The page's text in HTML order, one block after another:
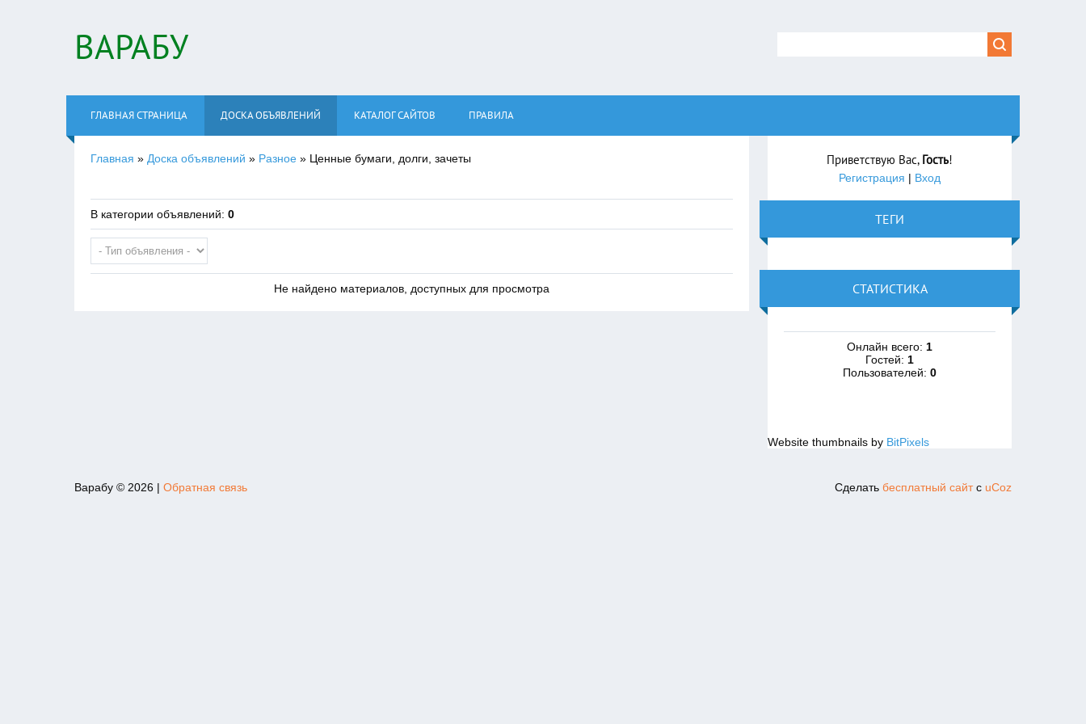
ВАРАБУ
ГЛАВНАЯ СТРАНИЦА ДОСКА ОБЪЯВЛЕНИЙ КАТАЛОГ САЙТОВ ПРАВИЛА
Главная » Доска объявлений » Разное » Ценные бумаги, долги, зачеты
В категории объявлений: 0
Не найдено материалов, доступных для просмотра
Приветствую Вас, Гость!
Регистрация | Вход
ТЕГИ
СТАТИСТИКА
Онлайн всего: 1
Гостей: 1
Пользователей:0
Website thumbnails by BitPixels
Варабу © 2026 | Обратная связь Сделать бесплатный сайтс uCoz